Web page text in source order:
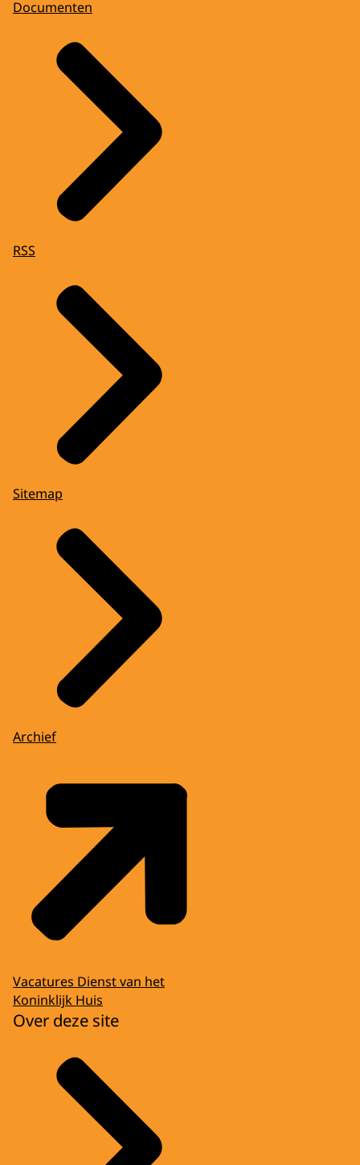
Documenten
RSS
Sitemap
Archief
Vacatures Dienst van het
Koninklijk Huis
Over deze site